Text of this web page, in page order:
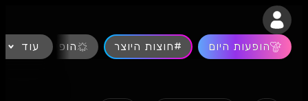
הופעות היום #חוצות היוצר הופעות חיות
עוד